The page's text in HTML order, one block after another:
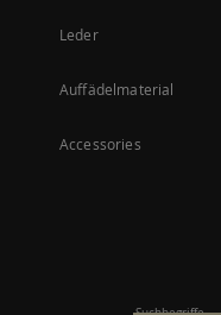
Leder
Auffädelmaterial
Accessories